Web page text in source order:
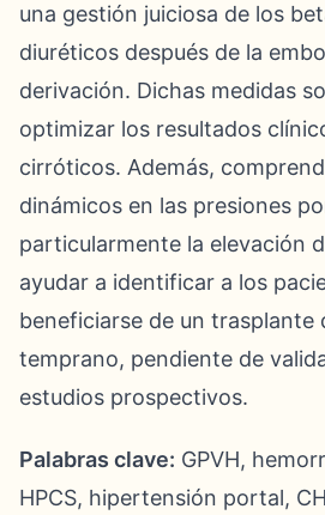
una gestión juiciosa de los
diuréticos después de la
derivación. Dichas medidas
optimizar los resultados
cirróticos. Además,
dinámicos en las presiones
particularmente la elevación
ayudar a identificar a los
beneficiarse de un trasplante
temprano, pendiente de
estudios prospectivos.
Palabras clave: GPVH,
HPCS, hipertensión portal,